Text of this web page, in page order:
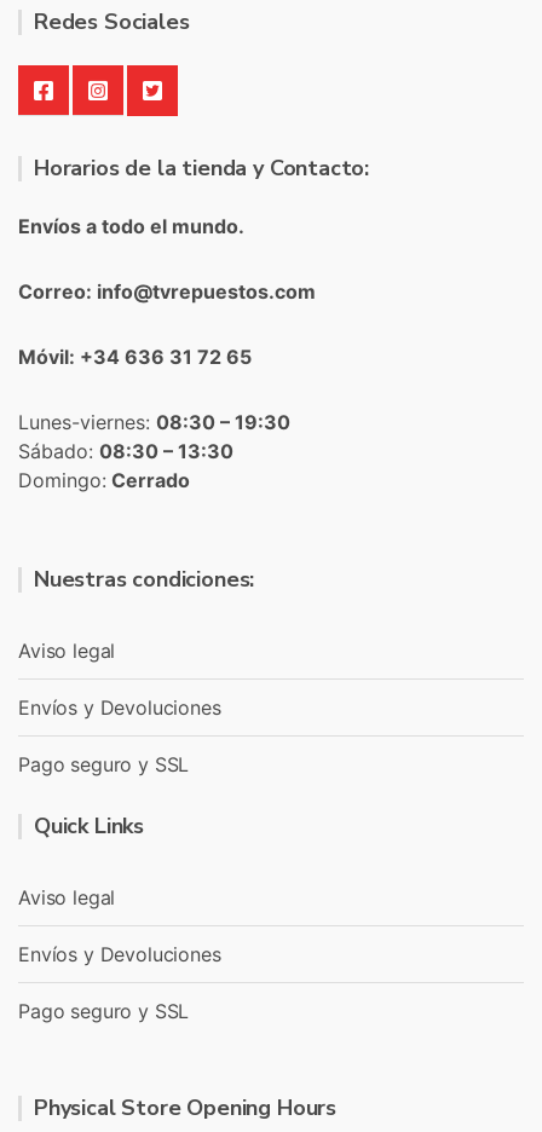
Redes Sociales
Horarios de la tienda y Contacto:
Envíos a todo el mundo.
Correo: info@tvrepuestos.com
Móvil: +34 636 31 72 65
Lunes-viernes: 08:30 – 19:30
Sábado: 08:30 – 13:30
Domingo: Cerrado
Nuestras condiciones:
Aviso legal
Envíos y Devoluciones
Pago seguro y SSL
Quick Links
Aviso legal
Envíos y Devoluciones
Pago seguro y SSL
Physical Store Opening Hours